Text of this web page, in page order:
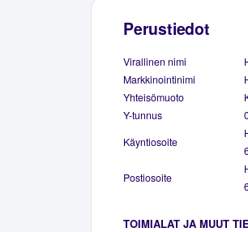
Perustiedot
Virallinen nimi
Markkinointinimi
Yhteisömuoto
Y-tunnus
Käyntiosoite
Postiosoite
TOIMIALAT JA MUUT